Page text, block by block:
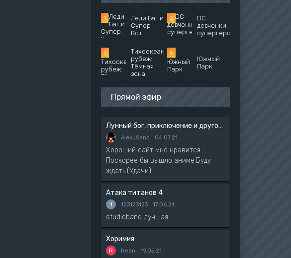
Леди Баг и
Супер-
Кот
DC
девчонки-
супергерои
Тихоокеанский
рубеж:
Тёмная
зона
Южный
Парк
Прямой эфир
Лунный бог, приключение и другой мир
AlexuSano 04.07.21
Хороший сайт мне нравится.
Поскорее бы вышло аниме.Буду
ждать.(Удачи)
Атака титанов 4
1 123123123 17.06.21
studioband лучшая
Хоримия
R Reen 19.05.21